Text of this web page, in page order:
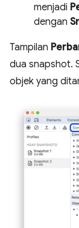
menjadi
dengan
Tampilan
dua snapshot.
objek yang